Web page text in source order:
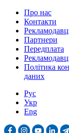
Про нас
Контакти
Партнери
Передплата
Політика
даних
Рус
Укр
Eng